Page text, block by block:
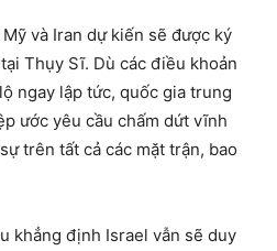
và Iran dự kiến sẽ được ký
Thụy Sĩ. Dù các điều khoản
ngay lập tức, quốc gia trung
ước yêu cầu chấm dứt vĩnh
trên tất cả các mặt trận, bao
khẳng định Israel vẫn sẽ duy